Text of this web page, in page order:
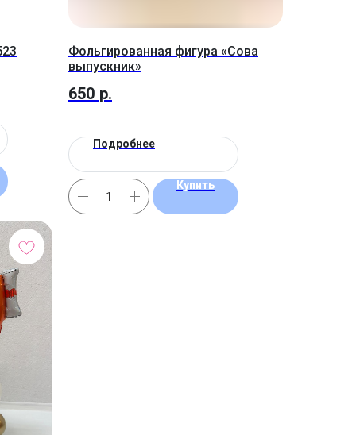
Фольгированная фигура «Сова
выпускник»
650 р.
Подробнее
Купить